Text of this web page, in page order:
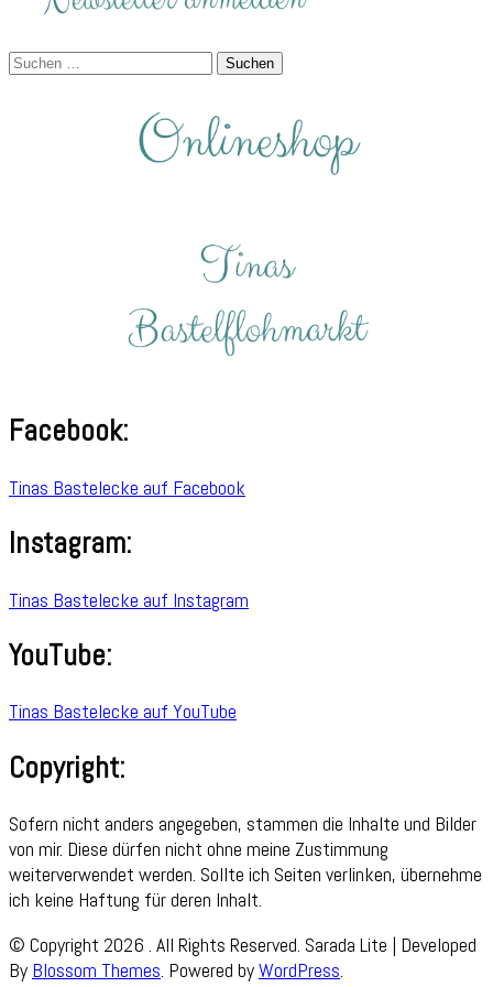
Suchen
Facebook:
Tinas Bastelecke auf Facebook
Instagram:
Tinas Bastelecke auf Instagram
YouTube:
Tinas Bastelecke auf YouTube
Copyright:
Sofern nicht anders angegeben, stammen die Inhalte und Bilder
von mir. Diese dürfen nicht ohne meine Zustimmung
weiterverwendet werden. Sollte ich Seiten verlinken, übernehme
ich keine Haftung für deren Inhalt.
© Copyright 2026 . All Rights Reserved. Sarada Lite | Developed
By Blossom Themes. Powered byWordPress.